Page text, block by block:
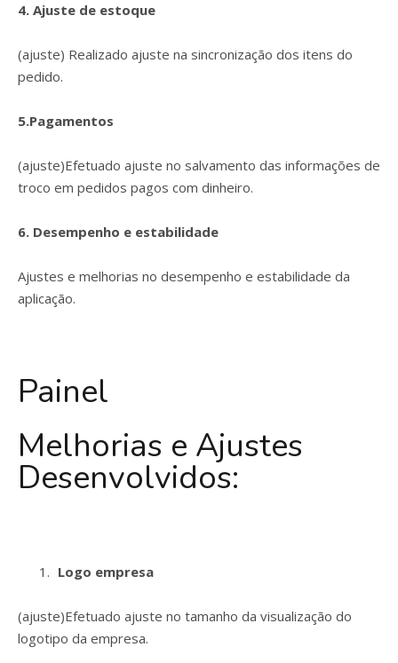
4. Ajuste de estoque
(ajuste) Realizado ajuste na sincronização dos itens do
pedido.
5.Pagamentos
(ajuste)Efetuado ajuste no salvamento das informações de
troco em pedidos pagos com dinheiro.
6. Desempenho e estabilidade
Ajustes e melhorias no desempenho e estabilidade da
aplicação.
Painel
Melhorias e Ajustes
Desenvolvidos:
Logo empresa
(ajuste)Efetuado ajuste no tamanho da visualização do
logotipo da empresa.